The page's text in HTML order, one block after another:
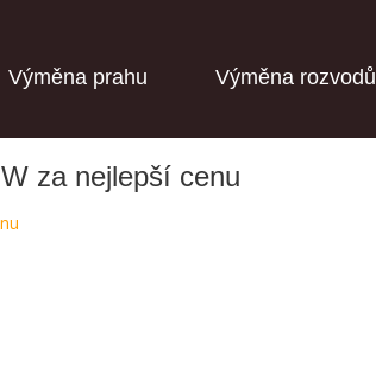
Výměna prahu Výměna rozvodů
za nejlepší cenu